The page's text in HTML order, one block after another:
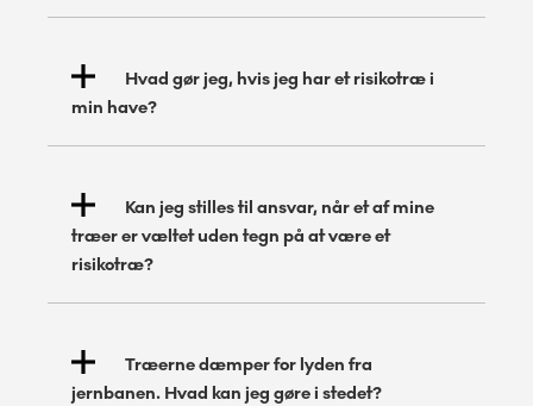
Hvad gør jeg, hvis jeg har et risikotræ i
min have?
Kan jeg stilles til ansvar, når et af mine
træer er væltet uden tegn på at være et
risikotræ?
Træerne dæmper for lyden fra
jernbanen. Hvad kan jeg gøre i stedet?